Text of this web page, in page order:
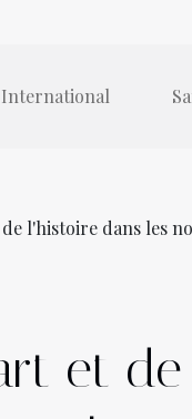
International
l'histoire dans les
et